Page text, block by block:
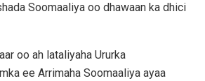
Soomaaliya oo dhawaan ka dhici
oo ah lataliyaha Ururka
ee Arrimaha Soomaaliya ayaa